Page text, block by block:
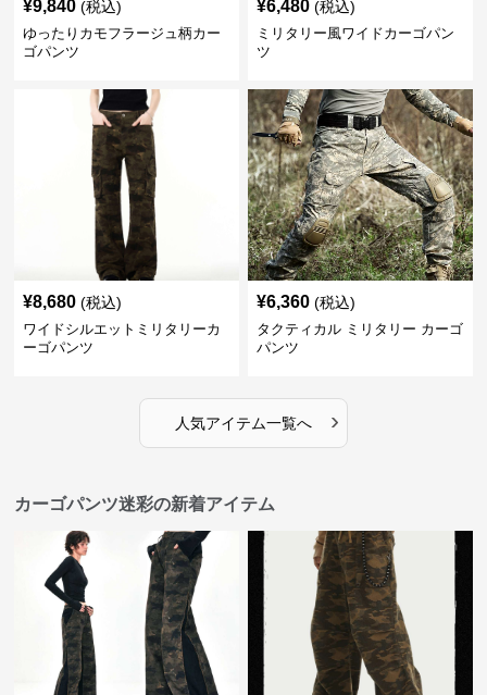
¥9,840 (税込)
ゆったりカモフラージュ柄カー
ゴパンツ
¥6,480 (税込)
ミリタリー風ワイドカーゴパン
ツ
¥8,680 (税込)
ワイドシルエットミリタリーカ
ーゴパンツ
¥6,360 (税込)
タクティカル ミリタリー カーゴ
パンツ
人気アイテム一覧へ ›
カーゴパンツ迷彩の新着アイテム